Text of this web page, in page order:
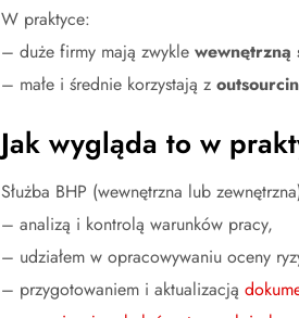
W praktyce:
– duże firmy mają zwykle wewnętrzną
– małe i średnie korzystają z
Jak wygląda to w
Służba BHP (wewnętrzna lub
– analizą i kontrolą warunków pracy,
– udziałem w opracowywaniu oceny
– przygotowaniem i aktualizacją